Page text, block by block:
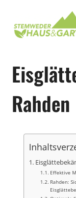
springen
Rahden
Effektive
Rahden: